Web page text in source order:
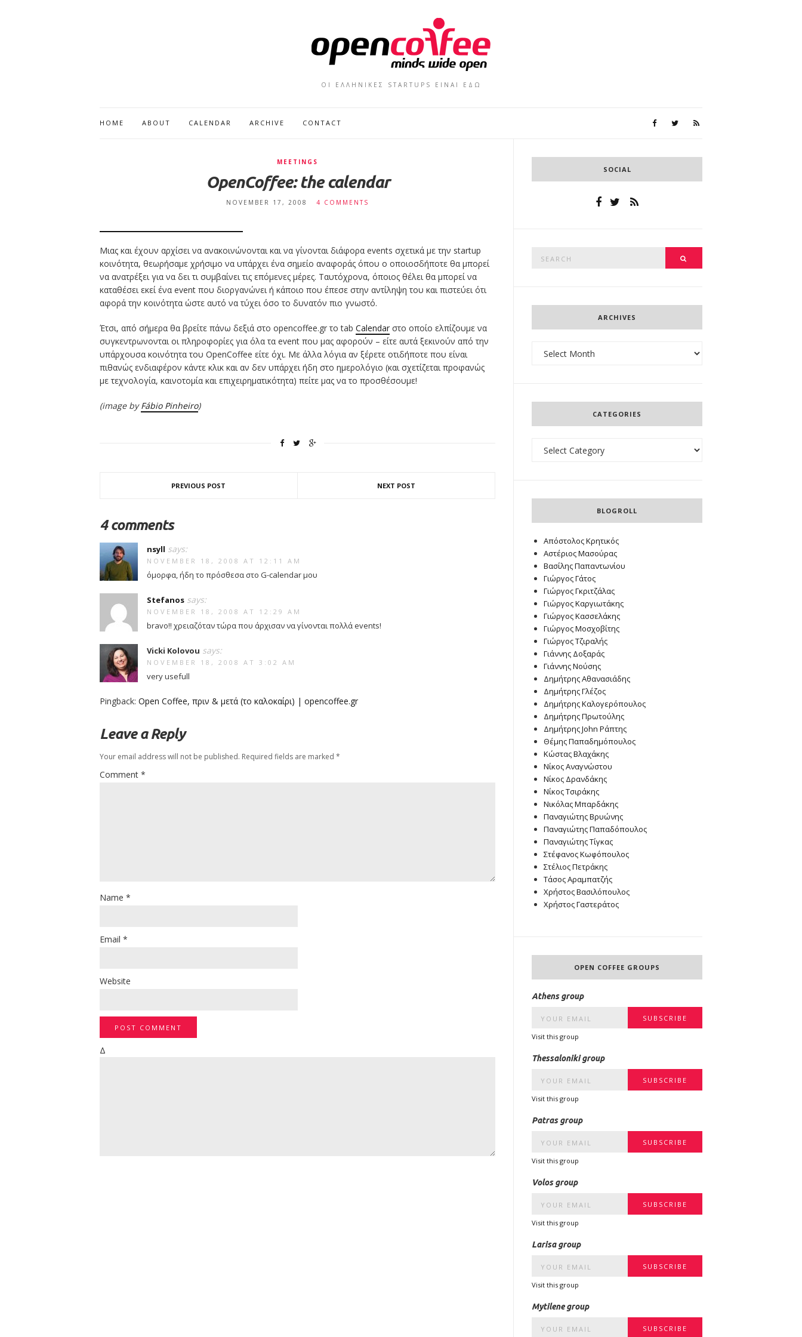
ΟΙ ΕΛΛΗΝΙΚΕΣ STARTUPS ΕΙΝΑΙ ΕΔΩ
HOME ABOUT CALENDAR ARCHIVE CONTACT
MEETINGS
OpenCoffee: the calendar
NOVEMBER 17, 2008 4 COMMENTS
Μιας και έχουν αρχίσει να ανακοινώνονται και να γίνονται διάφορα events σχετικά με την startup
κοινότητα, θεωρήσαμε χρήσιμο να υπάρχει ένα σημείο αναφοράς όπου ο οποιοσδήποτε θα μπορεί
να ανατρέξει για να δει τι συμβαίνει τις επόμενες μέρες. Ταυτόχρονα, όποιος θέλει θα μπορεί να
καταθέσει εκεί ένα event που διοργανώνει ή κάποιο που έπεσε στην αντίληψη του και πιστεύει ότι
αφορά την κοινότητα ώστε αυτό να τύχει όσο το δυνατόν πιο γνωστό.
Έτσι, από σήμερα θα βρείτε πάνω δεξιά στο opencoffee.gr το tab Calendar στο οποίο ελπίζουμε να
συγκεντρωνονται οι πληροφορίες για όλα τα event που μας αφορούν – είτε αυτά ξεκινούν από την
υπάρχουσα κοινότητα του OpenCoffee είτε όχι. Με άλλα λόγια αν ξέρετε οτιδήποτε που είναι
πιθανώς ενδιαφέρον κάντε κλικ και αν δεν υπάρχει ήδη στο ημερολόγιο (και σχετίζεται προφανώς
με τεχνολογία, καινοτομία και επιχειρηματικότητα) πείτε μας να το προσθέσουμε!
(image byFábio Pinheiro)
PREVIOUS POST NEXT POST
4 comments
nsyll says:
NOVEMBER 18, 2008 AT 12:11 AM
όμορφα, ήδη το πρόσθεσα στο G-calendar μου
Stefanos says:
NOVEMBER 18, 2008 AT 12:29 AM
bravo!! χρειαζόταν τώρα που άρχισαν να γίνονται πολλά events!
Vicki Kolovou says:
NOVEMBER 18, 2008 AT 3:02 AM
very usefull
Pingback: Open Coffee, πριν & μετά (το καλοκαίρι) | opencoffee.gr
Leave a Reply
Your email address will not be published. Required fields are marked *
Comment *
Name *
Email *
Website
Δ
SOCIAL
for:
ARCHIVES
CATEGORIES
BLOGROLL
Απόστολος Κρητικός
Αστέριος Μασούρας
Βασίλης Παπαντωνίου
Γιώργος Γάτος
Γιώργος Γκριτζάλας
Γιώργος Καργιωτάκης
Γιώργος Κασσελάκης
Γιώργος Μοσχοβίτης
Γιώργος Τζιραλής
Γιάννης Δοξαράς
Γιάννης Νούσης
Δημήτρης Αθανασιάδης
Δημήτρης Γλέζος
Δημήτρης Καλογερόπουλος
Δημήτρης Πρωτούλης
Δημήτρης John Ράπτης
Θέμης Παπαδημόπουλος
Κώστας Βλαχάκης
Νίκος Αναγνώστου
Νίκος Δρανδάκης
Νίκος Τσιράκης
Νικόλας Μπαρδάκης
Παναγιώτης Βρυώνης
Παναγιώτης Παπαδόπουλος
Παναγιώτης Τίγκας
Στέφανος Κωφόπουλος
Στέλιος Πετράκης
Τάσος Αραμπατζής
Χρήστος Βασιλόπουλος
Χρήστος Γαστεράτος
OPEN COFFEE GROUPS
Athens group
Visit this group
Thessaloniki group
Visit this group
Patras group
Visit this group
Volos group
Visit this group
Larisa group
Visit this group
Mytilene group